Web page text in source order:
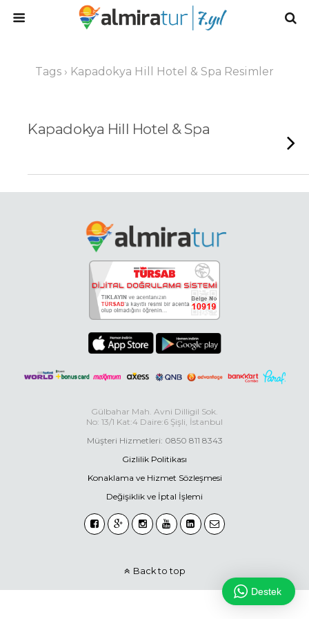
Tags › Kapadokya Hill Hotel & Spa Resimler
Kapadokya Hill Hotel & Spa
Gülbahar Mah. Avni Dilligil Sok.
No: 13/1 Kat:4 Daire:6 Şişli, İstanbul
Müşteri Hizmetleri: 0850 811 8343
Gizlilik Politikası
Konaklama ve Hizmet Sözleşmesi
Değişiklik ve İptal İşlemi
Back to top
Destek